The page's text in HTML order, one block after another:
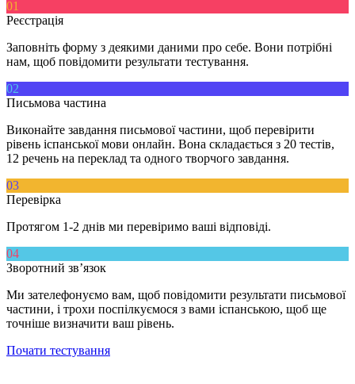
01
Реєстрація
Заповніть форму з деякими даними про себе. Вони потрібні
нам, щоб повідомити результати тестування.
02
Письмова частина
Виконайте завдання письмової частини, щоб перевірити
рівень іспанської мови онлайн. Вона складається з 20 тестів,
12 речень на переклад та одного творчого завдання.
03
Перевірка
Протягом 1-2 днів ми перевіримо ваші відповіді.
04
Зворотний зв’язок
Ми зателефонуємо вам, щоб повідомити результати письмової
частини, і трохи поспілкуємося з вами іспанською, щоб ще
точніше визначити ваш рівень.
Почати тестування